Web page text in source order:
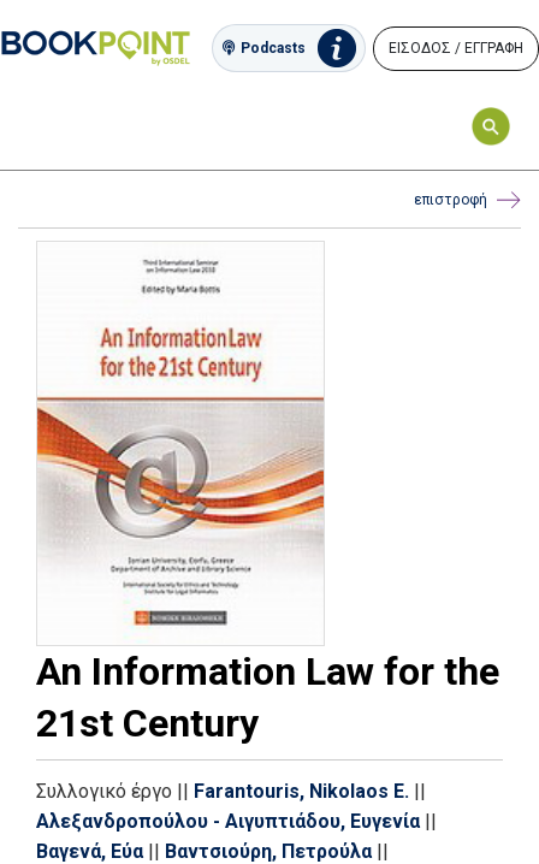
Podcasts ΕΙΣΟΔΟΣ / ΕΓΓΡΑΦΗ
επιστροφή
An Information Law for the
21st Century
Συλλογικό έργο || Farantouris, Nikolaos E. ||
Αλεξανδροπούλου - Αιγυπτιάδου, Ευγενία ||
Βαγενά, Εύα || Βαντσιούρη, Πετρούλα ||